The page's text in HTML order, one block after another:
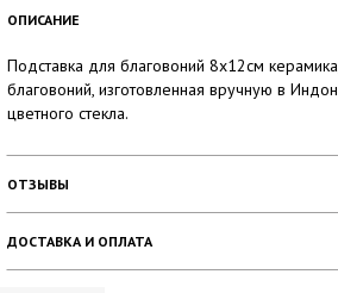
ОПИСАНИЕ
Подставка для благовоний 8х12см
благовоний, изготовленная вручную в
цветного стекла.
ОТЗЫВЫ
ДОСТАВКА И ОПЛАТА